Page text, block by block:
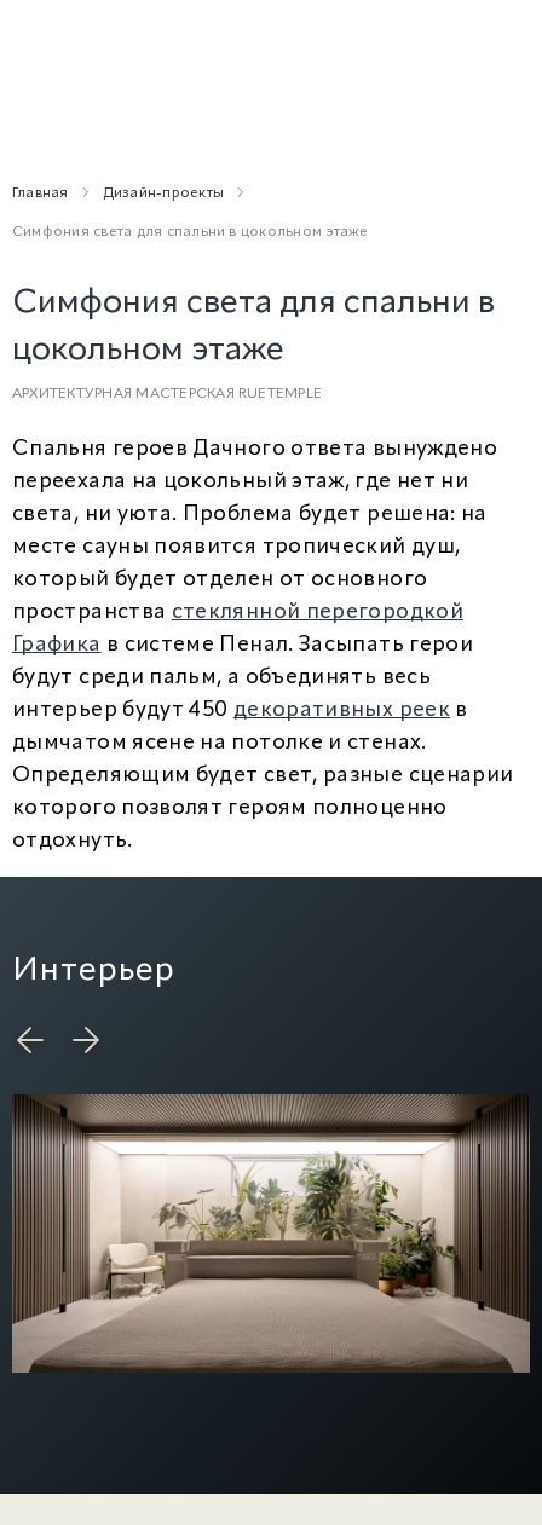
Главная Дизайн-проекты
Симфония света для спальни в цокольном этаже
Симфония света для спальни в
цокольном этаже
АРХИТЕКТУРНАЯ МАСТЕРСКАЯ RUETEMPLE
Спальня героев Дачного ответа вынуждено
переехала на цокольный этаж, где нет ни
света, ни уюта. Проблема будет решена: на
месте сауны появится тропический душ,
который будет отделен от основного
пространства стеклянной перегородкой
Графика в системе Пенал. Засыпать герои
будут среди пальм, а объединять весь
интерьер будут 450 декоративных реекв
дымчатом ясене на потолке и стенах.
Определяющим будет свет, разные сценарии
которого позволят героям полноценно
отдохнуть.
Интерьер